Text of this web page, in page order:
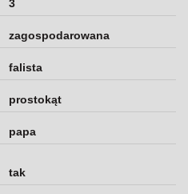
3
zagospodarowana
falista
prostokąt
papa
tak